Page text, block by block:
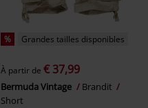
% Grandes tailles disponibles
À partir de € 37,99
Bermuda Vintage
Brandit
Short